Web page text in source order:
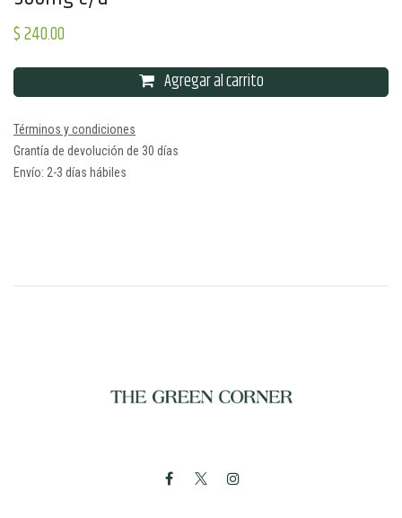
$240.00
Agregar al carrito
Términos y condiciones
Grantía de devolución de 30 días
Envío: 2-3 días hábiles